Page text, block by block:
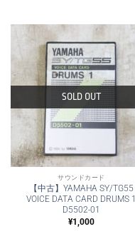
¥4,980
し
た。
は
で
す。
SOLD OUT
サウンドカード
【中古】YAMAHA SY/TG55
VOICE DATA CARD DRUMS 1
D5502-01
¥1,000